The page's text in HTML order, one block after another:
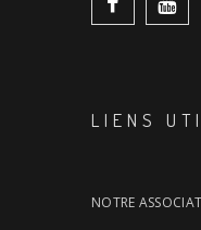
LIENS
NOTRE